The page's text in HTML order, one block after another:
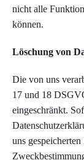
nicht alle
können.
Löschung von
Die von uns
17 und 18
eingeschränkt.
uns